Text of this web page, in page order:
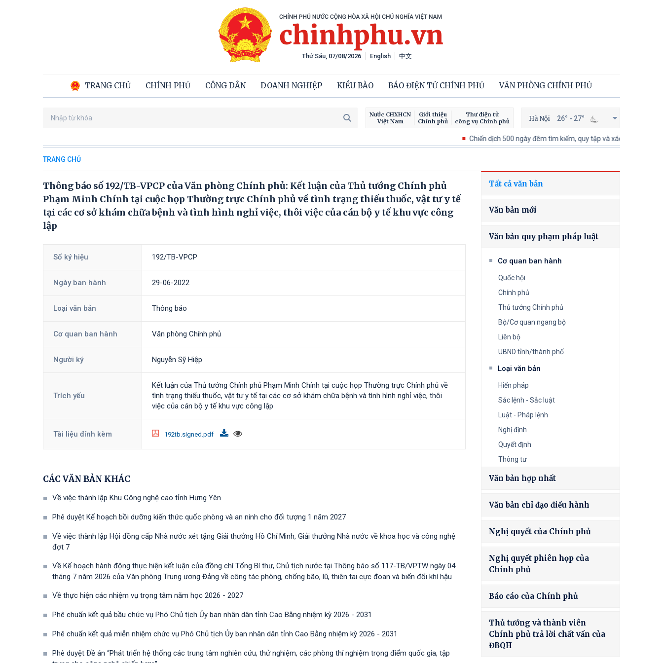
English 中文
TRANG CHỦ CHÍNH PHỦ CÔNG DÂN DOANH NGHIỆP KIỀU BÀO BÁO ĐIỆN TỬ CHÍNH PHỦ VĂN PHÒNG CHÍNH PHỦ
Thứ Sáu, 07/08/2026
Nước CHXHCN
Việt Nam
Giới thiệu
Chính phủ
Thư điện tử
công vụ Chính phủ
Hà Nội 26° - 27°
Chiến dịch 500 ngày đêm tìm kiếm, quy tập và xác định danh tính hài
TRANG CHỦ
Thông báo số 192/TB-VPCP của Văn phòng Chính phủ: Kết luận của Thủ tướng Chính phủ
Phạm Minh Chính tại cuộc họp Thường trực Chính phủ về tình trạng thiếu thuốc, vật tư y tế
tại các cơ sở khám chữa bệnh và tình hình nghỉ việc, thôi việc của cán bộ y tế khu vực công
lập
Số ký hiệu 192/TB-VPCP
Ngày ban hành 29-06-2022
Loại văn bản Thông báo
Cơ quan ban hành Văn phòng Chính phủ
Người ký Nguyễn Sỹ Hiệp
Trích yếu
Kết luận của Thủ tướng Chính phủ Phạm Minh Chính tại cuộc họp Thường trực Chính phủ về
tình trạng thiếu thuốc, vật tư y tế tại các cơ sở khám chữa bệnh và tình hình nghỉ việc, thôi
việc của cán bộ y tế khu vực công lập
Tài liệu đính kèm 192tb.signed.pdf
CÁC VĂN BẢN KHÁC
Về việc thành lập Khu Công nghệ cao tỉnh Hưng Yên
Phê duyệt Kế hoạch bồi dưỡng kiến thức quốc phòng và an ninh cho đối tượng 1 năm 2027
Về việc thành lập Hội đồng cấp Nhà nước xét tặng Giải thưởng Hồ Chí Minh, Giải thưởng Nhà nước về khoa học và công nghệ
đợt 7
Về Kế hoạch hành động thực hiện kết luận của đồng chí Tổng Bí thư, Chủ tịch nước tại Thông báo số 117-TB/VPTW ngày 04
tháng 7 năm 2026 của Văn phòng Trung ương Đảng về công tác phòng, chống bão, lũ, thiên tai cực đoan và biến đổi khí hậu
Về thực hiện các nhiệm vụ trọng tâm năm học 2026 - 2027
Phê chuẩn kết quả bầu chức vụ Phó Chủ tịch Ủy ban nhân dân tỉnh Cao Bằng nhiệm kỳ 2026 - 2031
Phê chuẩn kết quả miễn nhiệm chức vụ Phó Chủ tịch Ủy ban nhân dân tỉnh Cao Bằng nhiệm kỳ 2026 - 2031
Phê duyệt Đề án “Phát triển hệ thống các trung tâm nghiên cứu, thử nghiệm, các phòng thí nghiệm trọng điểm quốc gia, tập
Tất cả văn bản
Văn bản mới
Văn bản quy phạm pháp luật
Cơ quan ban hành
Quốc hội
Chính phủ
Thủ tướng Chính phủ
Bộ/Cơ quan ngang bộ
Liên bộ
UBND tỉnh/thành phố
Loại văn bản
Hiến pháp
Sắc lệnh - Sắc luật
Luật - Pháp lệnh
Nghị định
Quyết định
Thông tư
Văn bản hợp nhất
Văn bản chỉ đạo điều hành
Nghị quyết của Chính phủ
Nghị quyết phiên họp của
Chính phủ
Báo cáo của Chính phủ
Thủ tướng và thành viên
Chính phủ trả lời chất vấn của
ĐBQH